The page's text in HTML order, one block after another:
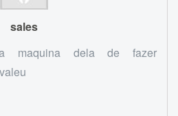
sales
maquina dela de fazer